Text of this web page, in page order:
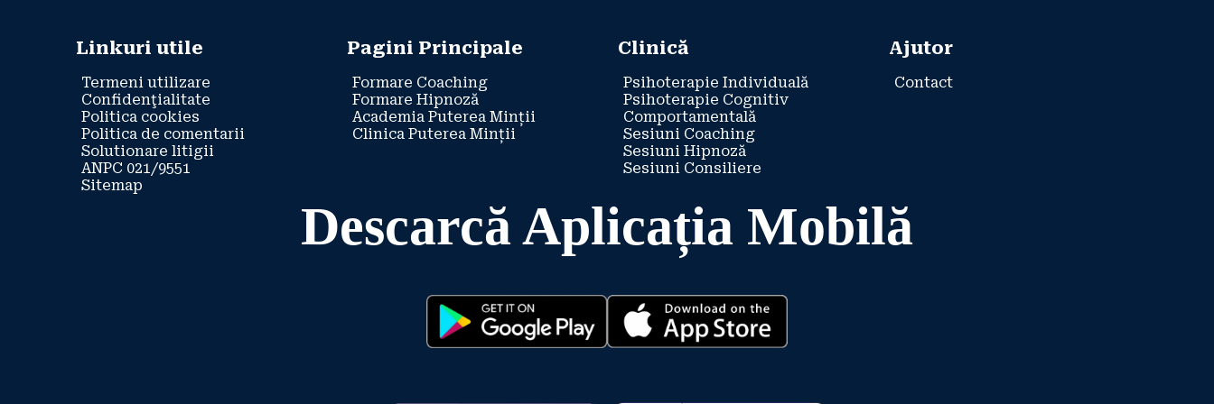
Linkuri utile
Termeni utilizare
Confidenţialitate
Politica cookies
Politica de comentarii
Solutionare litigii
ANPC 021/9551
Sitemap
Pagini Principale
Formare Coaching
Formare Hipnoză
Academia Puterea Minții
Clinica Puterea Minții
Clinică
Psihoterapie Individuală
Psihoterapie Cognitiv
Comportamentală
Sesiuni Coaching
Sesiuni Hipnoză
Sesiuni Consiliere
Ajutor
Contact
Descarcă Aplicația Mobilă